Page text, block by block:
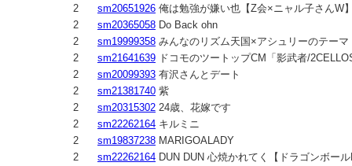
2
sm20651926 俺は勉強が嫌い也【Z会×ニャル子さんW
2
sm20365058 Do Back ohn
2
sm19999358 みんなのリズム天国×アシュリーのテーマ
2
sm21641639 ドコモのツートップCM「影武者/
2
sm20099393 有沢さんとデート
2
sm21381740 紫
2
sm20315302 24歳、花嫁です
2
sm22262164 キルミニ
2
sm19837238 MARIGOALADY
2
sm22262164 DUN DUN 心焼かれてく【ドラゴンボー